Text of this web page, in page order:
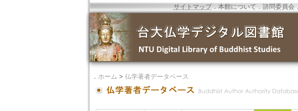
サイトマップ．本館について．諮問委員会．
． ホーム > 仏学著者データベース